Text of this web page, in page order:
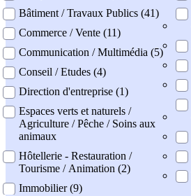
Bâtiment / Travaux Publics (41)
Commerce / Vente (11)
Communication / Multimédia (5)
Conseil / Etudes (4)
Direction d'entreprise (1)
Espaces verts et naturels /
Agriculture / Pêche / Soins aux
animaux
Hôtellerie - Restauration /
Tourisme / Animation (2)
Immobilier (9)